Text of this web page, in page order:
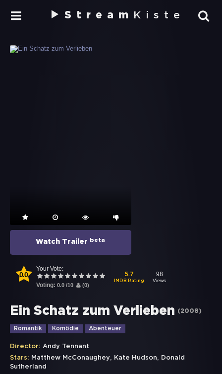
Stream Kiste
Watch Trailer beta
0.0
Your Vote:
Voting: 0.0 /10 (0)
5.7
IMDB Rating
98
Views
Ein Schatz zum Verlieben (2008)
Romantik Komödie Abenteuer
Director: Andy Tennant
Stars: Matthew McConaughey, Kate Hudson,
Donald
Sutherland